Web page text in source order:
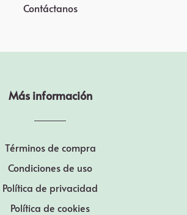
Contáctanos
Más información
Términos de compra
Condiciones de uso
Política de privacidad
Política de cookies